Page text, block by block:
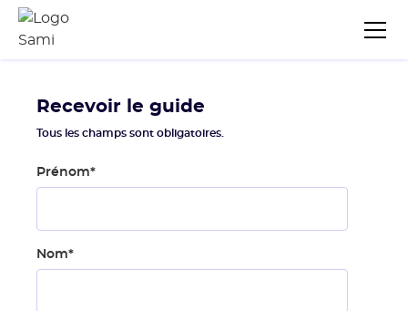
Recevoir le guide
Tous les champs sont obligatoires.
Prénom*
Nom*